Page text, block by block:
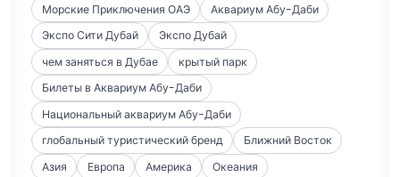
Морские Приключения ОАЭ
Аквариум Абу-Даби
Экспо Сити Дубай
Экспо Дубай
чем заняться в Дубае
крытый парк
Билеты в Аквариум Абу-Даби
Национальный аквариум Абу-Даби
глобальный туристический бренд
Ближний Восток
Азия
Европа Америка
Океания